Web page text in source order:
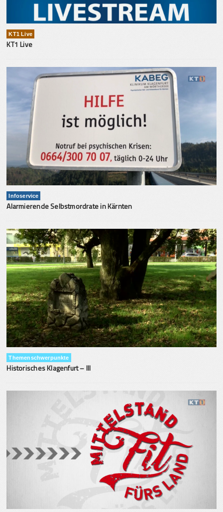
KT1 Live
KT1 Live
Infoservice
Alarmierende Selbstmordrate in Kärnten
Themenschwerpunkte
Historisches Klagenfurt – III